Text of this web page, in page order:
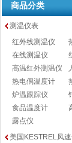
商品分类
测温仪表
红外线测温仪
在线测温仪
高温红外测温仪
热电偶温度计
炉温跟踪仪
食品温度计
露点仪
美国KESTREL风